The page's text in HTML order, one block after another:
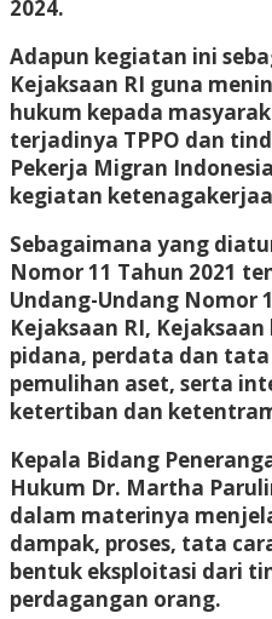
2024.
Adapun kegiatan ini
Kejaksaan RI guna
hukum kepada
terjadinya TPPO dan
Pekerja Migran
kegiatan
Sebagaimana yang
Nomor 11 Tahun 2021
Undang-Undang Nomor
Kejaksaan RI,
pidana, perdata dan
pemulihan aset, serta
ketertiban dan
Kepala Bidang
Hukum Dr. Martha
dalam materinya
dampak, proses, tata
bentuk eksploitasi dari
perdagangan orang.